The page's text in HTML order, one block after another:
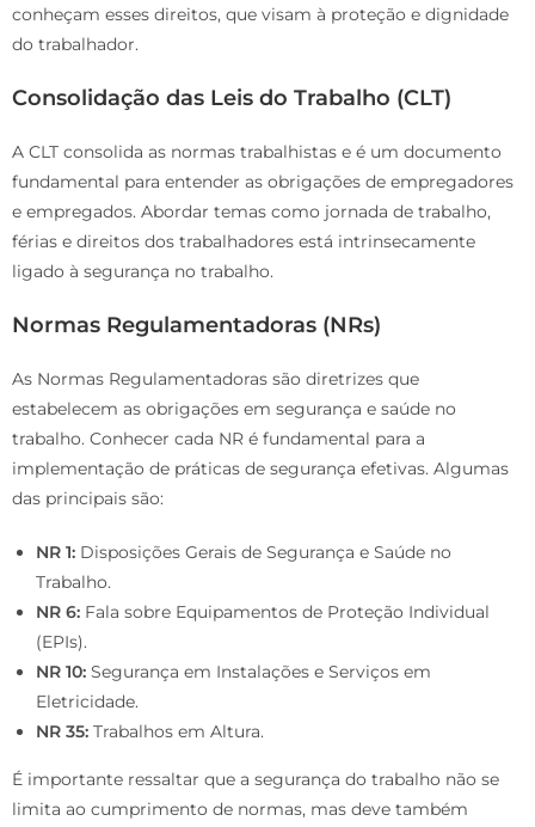
conheçam esses direitos, que visam à proteção e dignidade
do trabalhador.
Consolidação das Leis do Trabalho (CLT)
A CLT consolida as normas trabalhistas e é um documento
fundamental para entender as obrigações de empregadores
e empregados. Abordar temas como jornada de trabalho,
férias e direitos dos trabalhadores está intrinsecamente
ligado à segurança no trabalho.
Normas Regulamentadoras (NRs)
As Normas Regulamentadoras são diretrizes que
estabelecem as obrigações em segurança e saúde no
trabalho. Conhecer cada NR é fundamental para a
implementação de práticas de segurança efetivas. Algumas
das principais são:
NR 1: Disposições Gerais de Segurança e Saúde no
Trabalho.
NR 6: Fala sobre Equipamentos de Proteção Individual
(EPIs).
NR 10: Segurança em Instalações e Serviços em
Eletricidade.
NR 35: Trabalhos em Altura.
É importante ressaltar que a segurança do trabalho não se
limita ao cumprimento de normas, mas deve também